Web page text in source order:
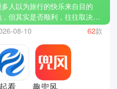
人以为旅行的快乐来自目的
但其实是否顺利，往往取决于
是否到位。订票太乱、路线看
懂、落地打车困难，这些小问题
加起来，很容易让原本期待的旅
变成疲惫。今天小编为你们筛选
几款能够有效解决以上问题的软
，如……。你们每一次的出行都
08-10 62款
一起看地图高清卫星地图 趣兜风车机版